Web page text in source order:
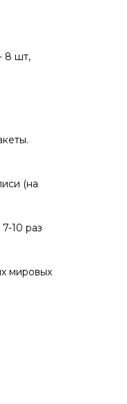
8 шт,
(на
10 раз
мировых